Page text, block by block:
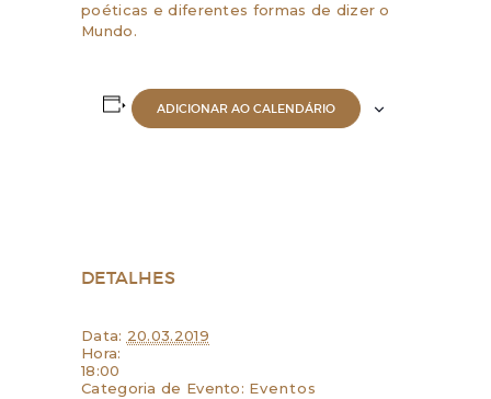
poéticas e diferentes formas de dizer o
Mundo.
ADICIONAR AO CALENDÁRIO
DETALHES
Data: 20.03.2019
Hora:
18:00
Categoria de Evento: Eventos